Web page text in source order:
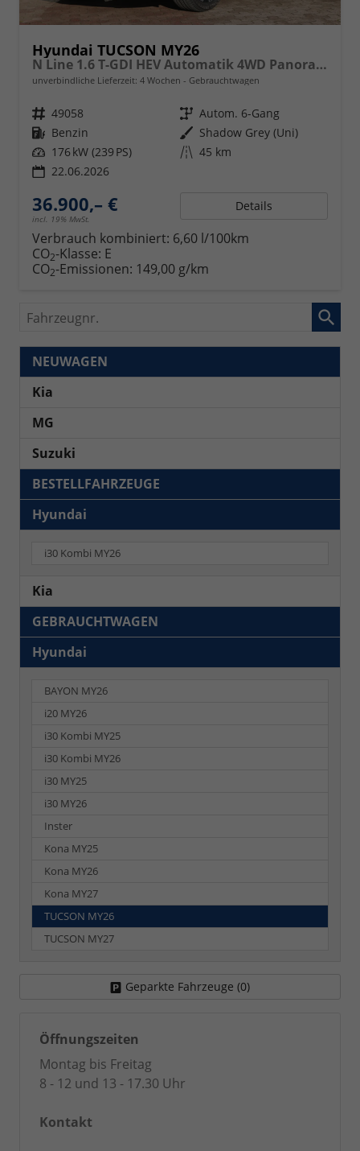
Hyundai TUCSON MY26
N Line 1.6 T-GDI HEV Automatik 4WD Panoramadach, el. Heckklappe, Navigation, Sitzheizung, Totwinkelwarner
unverbindliche Lieferzeit: 4 Wochen Gebrauchtwagen
Fahrzeugnr. 49058 Getriebe Autom. 6-Gang
Kraftstoff Benzin Außenfarbe Shadow Grey (Uni)
Leistung 176 kW (239 PS) Kilometerstand 45 km
22.06.2026
36.900,– €
incl. 19% MwSt.
Details
Verbrauch kombiniert: 6,60 l/100km
CO2-Klasse: E
CO2-Emissionen: 149,00 g/km
Fahrzeugnr.
NEUWAGEN
Kia
MG
Suzuki
BESTELLFAHRZEUGE
Hyundai
i30 Kombi MY26
Kia
GEBRAUCHTWAGEN
Hyundai
BAYON MY26
i20 MY26
i30 Kombi MY25
i30 Kombi MY26
i30 MY25
i30 MY26
Inster
Kona MY25
Kona MY26
Kona MY27
TUCSON MY26
TUCSON MY27
Geparkte Fahrzeuge (0)
Öffnungszeiten
Montag bis Freitag
8 - 12 und 13 - 17.30 Uhr
Kontakt